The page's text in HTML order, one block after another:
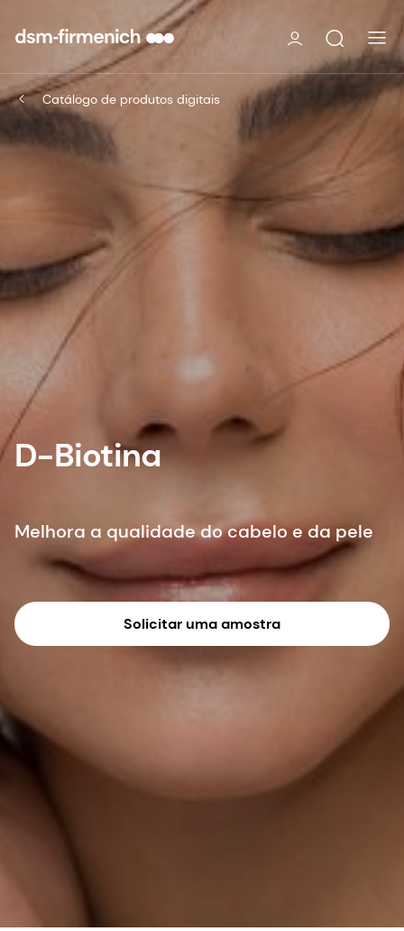
Catálogo de produtos digitais
D-Biotina
Melhora a qualidade do cabelo e da pele
Solicitar uma amostra